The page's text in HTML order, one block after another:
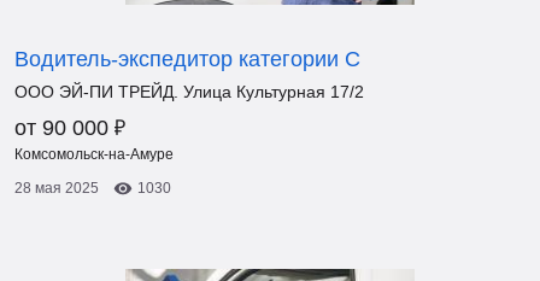
Водитель-экспедитор категории С
ООО ЭЙ-ПИ ТРЕЙД. Улица Культурная 17/2
от 90 000 ₽
Комсомольск-на-Амуре
28 мая 2025
1030